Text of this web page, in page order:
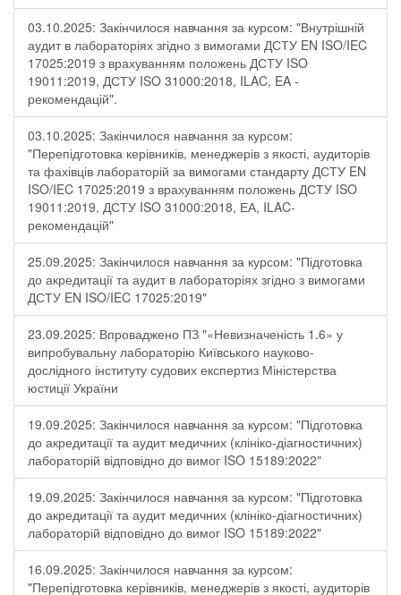
03.10.2025: Закінчилося навчання за курсом: "Внутрішній
аудит в лабораторіях згідно з вимогами ДСТУ EN ISO/IEC
17025:2019 з врахуванням положень ДСТУ ISO
19011:2019, ДСТУ ISO 31000:2018, ILAC, EA -
рекомендацій".
03.10.2025: Закінчилося навчання за курсом:
"Перепідготовка керівників, менеджерів з якості, аудиторів
та фахівців лабораторій за вимогами стандарту ДСТУ EN
ISO/IEC 17025:2019 з врахуванням положень ДСТУ ISO
19011:2019, ДСТУ ISO 31000:2018, ЕА, ILAC-
рекомендацій"
25.09.2025: Закінчилося навчання за курсом: "Підготовка
до акредитації та аудит в лабораторіях згідно з вимогами
ДСТУ EN ISO/IEC 17025:2019"
23.09.2025: Впроваджено ПЗ "«Невизначеність 1.6» у
випробувальну лабораторію Київського науково-
дослідного інституту судових експертиз Міністерства
юстиції України
19.09.2025: Закінчилося навчання за курсом: "Підготовка
до акредитації та аудит медичних (клініко-діагностичних)
лабораторій відповідно до вимог ISO 15189:2022"
19.09.2025: Закінчилося навчання за курсом: "Підготовка
до акредитації та аудит медичних (клініко-діагностичних)
лабораторій відповідно до вимог ISO 15189:2022"
16.09.2025: Закінчилося навчання за курсом:
"Перепідготовка керівників, менеджерів з якості, аудиторів